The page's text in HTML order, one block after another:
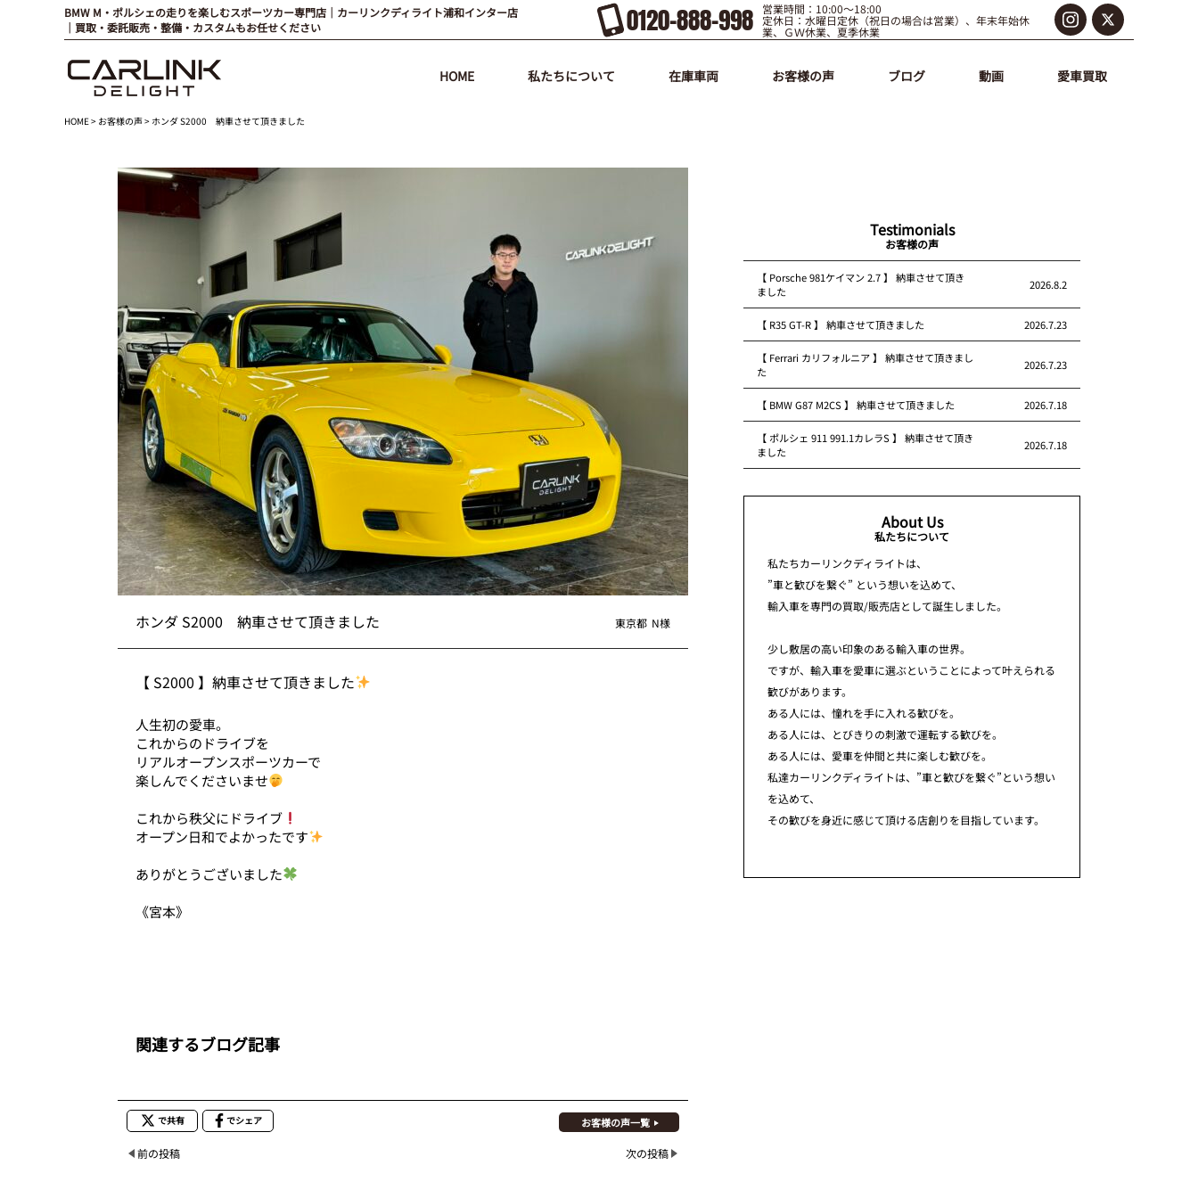
BMW M・ポルシェの走りを楽しむスポーツカー専門店｜カーリンクディライト浦和インター店
｜買取・委託販売・整備・カスタムもお任せください
0120-888-998 営業時間：10:00～18:00
定休日：水曜日定休（祝日の場合は営業）、年末年始休
業、ＧＷ休業、夏季休業
HOME 私たちについて 在庫車両 お客様の声 ブログ 動画 愛車買取
HOME> お客様の声> ホンダ S2000 納車させて頂きました
ホンダ S2000 納車させて頂きました 東京都 N様
【 S2000 】納車させて頂きました
人生初の愛車。
これからのドライブを
リアルオープンスポーツカーで
楽しんでくださいませ
これから秩父にドライブ
オープン日和でよかったです
ありがとうございました
《宮本》
関連するブログ記事
で共有 でシェア お客様の声一覧
前の投稿 次の投稿
Testimonials
お客様の声
【 Porsche 981ケイマン 2.7 】 納車させて頂き
ました
2026.8.2
【 R35 GT-R 】 納車させて頂きました 2026.7.23
【 Ferrari カリフォルニア 】 納車させて頂きまし
た
2026.7.23
【 BMW G87 M2CS 】 納車させて頂きました 2026.7.18
【 ポルシェ 911 991.1カレラS 】 納車させて頂き
ました
2026.7.18
About Us
私たちについて
私たちカーリンクディライトは、
”車と歓びを繋ぐ” という想いを込めて、
輸入車を専門の買取/販売店として誕生しました。
少し敷居の高い印象のある輸入車の世界。
ですが、輸入車を愛車に選ぶということによって叶えられる
歓びがあります。
ある人には、憧れを手に入れる歓びを。
ある人には、とびきりの刺激で運転する歓びを。
ある人には、愛車を仲間と共に楽しむ歓びを。
私達カーリンクディライトは、”車と歓びを繋ぐ”という想い
を込めて、
その歓びを身近に感じて頂ける店創りを目指しています。